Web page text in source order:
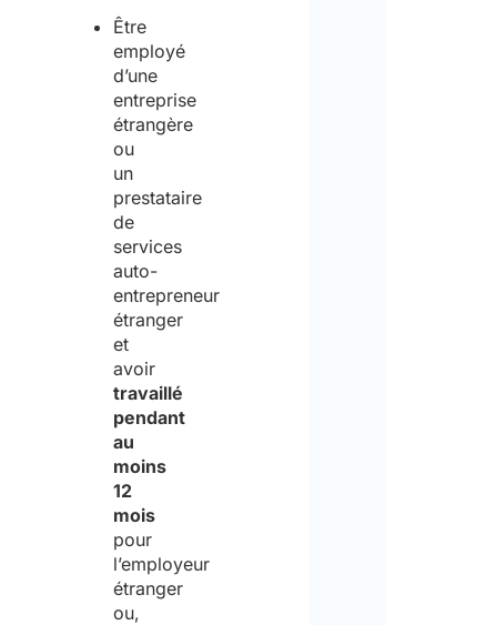
Être
employé
d’une
entreprise
étrangère
ou
un
prestataire
de
services
auto-
entrepreneur
étranger
et
avoir
travaillé
pendant
au
moins
12
mois
pour
l’employeur
étranger
ou,